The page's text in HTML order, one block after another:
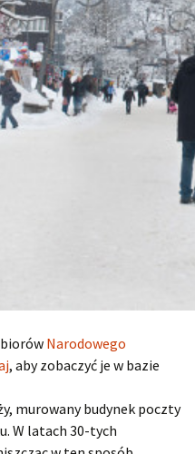
Narodowego
, aby zobaczyć je w bazie
murowany budynek poczty
W latach 30-tych